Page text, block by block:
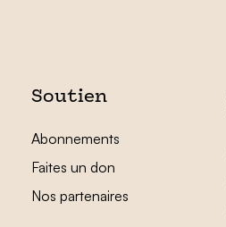
Soutien
Abonnements
Faites un don
Nos partenaires